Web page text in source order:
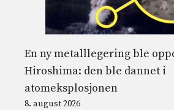
En ny metalllegering ble
Hiroshima: den ble dannet i
atomeksplosjonen
8. august 2026